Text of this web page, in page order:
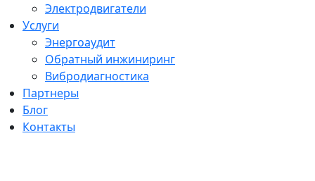
Электродвигатели
Услуги
Энергоаудит
Обратный инжиниринг
Вибродиагностика
Партнеры
Блог
Контакты